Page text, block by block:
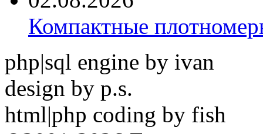
Компактные
php|sql engine by ivan
design by p.s.
html|php coding by fish